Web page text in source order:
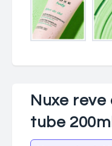
Nuxe
tube 200ml